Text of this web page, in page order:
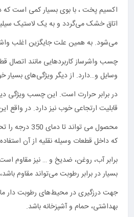
اکسیم پخت ، با بوی بسیار کمی است که
اتاق خشک می‌گردد و به یک لاستیک
می‌شود. به همین علت جایگزین اغلب
چسب واشرساز کاربردهایی مانند اتصال
وسایل و…دارد. از دیگر ویژگی‌های
در برابر حرارت است. این چسب ویژگی
قابلیت ارتجاعی خوب نیز دارد. در واقع
محصول می تواند
که داخل قطعات وسیله نقلیه از آن
برابر آب، روغن، ضدیخ و … نیز مقاوم
بسیار در برابر رطوبت می‌تواند مقاوم
جهت درزگیری در محیط‌های رطوبت دار
بهداشتی، حمام و آشپزخانه باشد.